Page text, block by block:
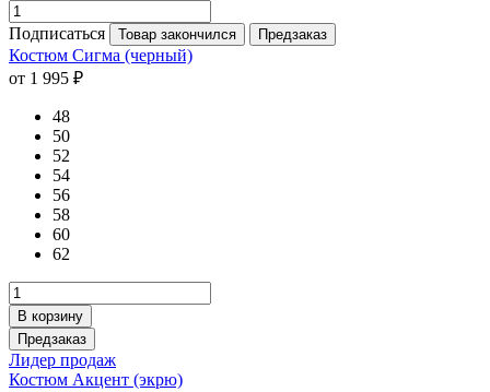
Подписаться Товар закончился Предзаказ
Костюм Сигма (черный)
от 1 995 ₽
48
50
52
54
56
58
60
62
В корзину
Предзаказ
Лидер продаж
Костюм Акцент (экрю)